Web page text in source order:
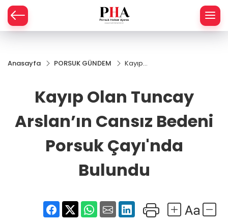
Anasayfa PORSUK GÜNDEM
Kayıp
Arslan’ın
Cansız
Porsuk
Bulundu
Kayıp Olan Tuncay
Arslan’ın Cansız Bedeni
Porsuk Çayı'nda
Bulundu